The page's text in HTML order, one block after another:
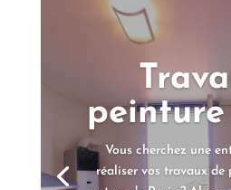
Vous cherchez une
réaliser vos travaux de